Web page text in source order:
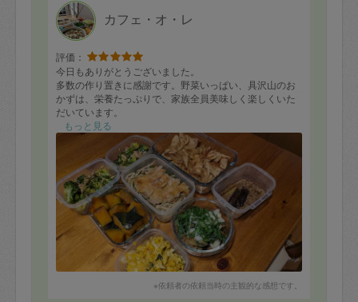
カフェ・オ・レ
評価：
今日もありがとうございました。
多数の作り置きに感謝です。野菜いっぱい、具沢山のお
かずは、栄養たっぷりで、家族全員美味しく楽しくいた
だいています。
子供達がリクエスト料理を出すほどになってきて、それ
が野菜料理（ナムルスープなど）だとこちらも嬉しいで
片付けも追いついておらず、おもちゃと絵本の整理非常
に助かりました。
ありがとうございます。
もっと見る
※依頼者の依頼当時の主観的な感想です。